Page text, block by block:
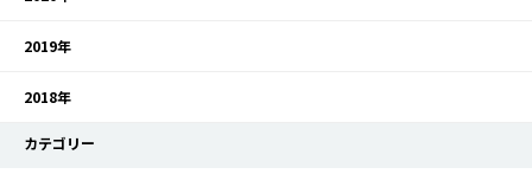
2019年
2018年
カテゴリー